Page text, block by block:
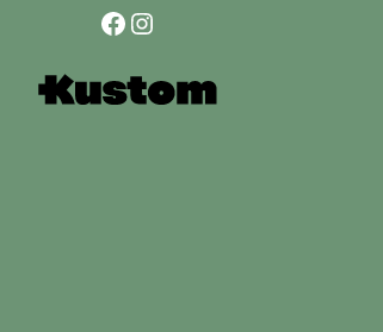
Facebook
Instagram